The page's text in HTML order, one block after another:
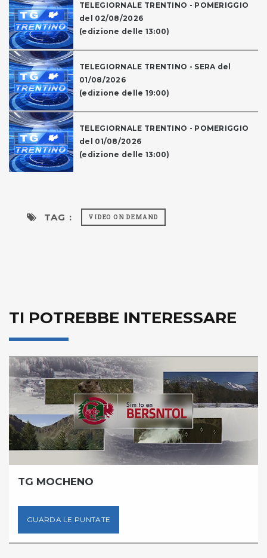
TELEGIORNALE TRENTINO - POMERIGGIO
del 02/08/2026
(edizione delle 13:00)
TELEGIORNALE TRENTINO - SERA del
01/08/2026
(edizione delle 19:00)
TELEGIORNALE TRENTINO - POMERIGGIO
del 01/08/2026
(edizione delle 13:00)
TAG : VIDEO ON DEMAND
TI POTREBBE INTERESSARE
TG MOCHENO
GUARDA LE PUNTATE